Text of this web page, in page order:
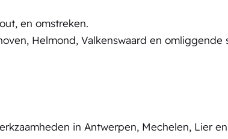
en omstreken.
Helmond, Valkenswaard en omliggende
in Antwerpen, Mechelen, Lier